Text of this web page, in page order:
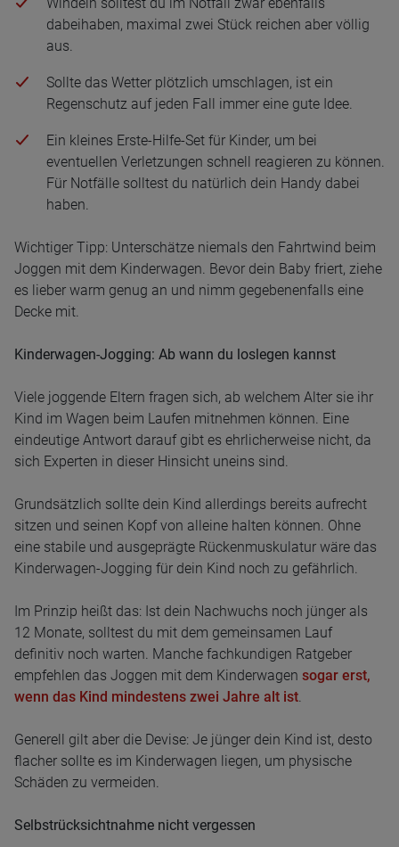
dabeihaben, maximal zwei Stück reichen aber völlig
aus.
Sollte das Wetter plötzlich umschlagen, ist ein
Regenschutz auf jeden Fall immer eine gute Idee.
Ein kleines Erste-Hilfe-Set für Kinder, um bei
eventuellen Verletzungen schnell reagieren zu können.
Für Notfälle solltest du natürlich dein Handy dabei
haben.
Wichtiger Tipp: Unterschätze niemals den Fahrtwind beim
Joggen mit dem Kinderwagen. Bevor dein Baby friert, ziehe
es lieber warm genug an und nimm gegebenenfalls eine
Decke mit.
Kinderwagen-Jogging: Ab wann du loslegen kannst
Viele joggende Eltern fragen sich, ab welchem Alter sie ihr
Kind im Wagen beim Laufen mitnehmen können. Eine
eindeutige Antwort darauf gibt es ehrlicherweise nicht, da
sich Experten in dieser Hinsicht uneins sind.
Grundsätzlich sollte dein Kind allerdings bereits aufrecht
sitzen und seinen Kopf von alleine halten können. Ohne
eine stabile und ausgeprägte Rückenmuskulatur wäre das
Kinderwagen-Jogging für dein Kind noch zu gefährlich.
Im Prinzip heißt das: Ist dein Nachwuchs noch jünger als
12 Monate, solltest du mit dem gemeinsamen Lauf
definitiv noch warten. Manche fachkundigen Ratgeber
empfehlen das Joggen mit dem Kinderwagen sogar erst,
wenn das Kind mindestens zwei Jahre alt ist.
Generell gilt aber die Devise: Je jünger dein Kind ist, desto
flacher sollte es im Kinderwagen liegen, um physische
Schäden zu vermeiden.
Selbstrücksichtnahme nicht vergessen